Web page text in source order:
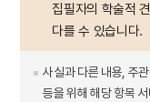
집필자의 학술적
다를 수 있습니다.
사실과 다른 내용, 주
등을 위해 해당 항목